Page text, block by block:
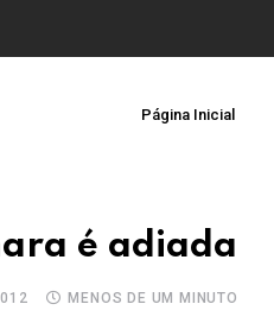
Página Inicial
é adiada
MENOS DE UM MINUTO